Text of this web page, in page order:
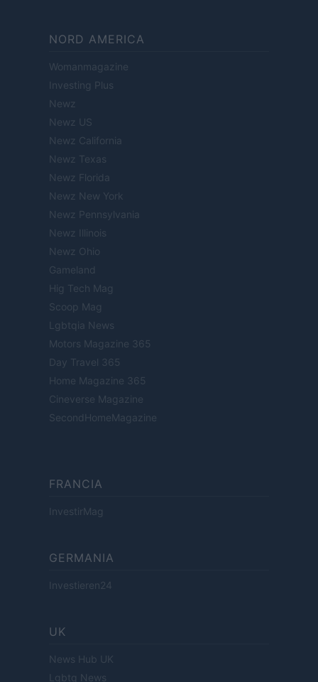
NORD AMERICA
Womanmagazine
Investing Plus
Newz
Newz US
Newz California
Newz Texas
Newz Florida
Newz New York
Newz Pennsylvania
Newz Illinois
Newz Ohio
Gameland
Hig Tech Mag
Scoop Mag
Lgbtqia News
Motors Magazine 365
Day Travel 365
Home Magazine 365
Cineverse Magazine
SecondHomeMagazine
FRANCIA
InvestirMag
GERMANIA
Investieren24
UK
News Hub UK
Lgbtq News